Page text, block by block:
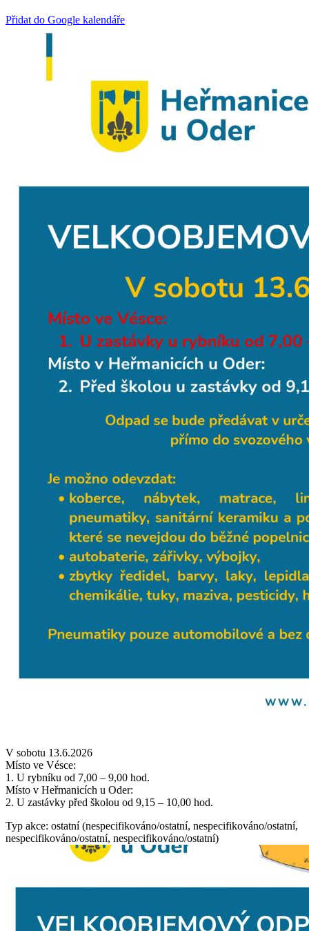
Přidat do Google kalendáře
V sobotu 13.6.2026
Místo ve Vésce:
1. U rybníku od 7,00 – 9,00 hod.
Místo v Heřmanicích u Oder:
2. U zastávky před školou od 9,15 – 10,00 hod.
Typ akce: ostatní (nespecifikováno/ostatní, nespecifikováno/ostatní,
nespecifikováno/ostatní, nespecifikováno/ostatní)